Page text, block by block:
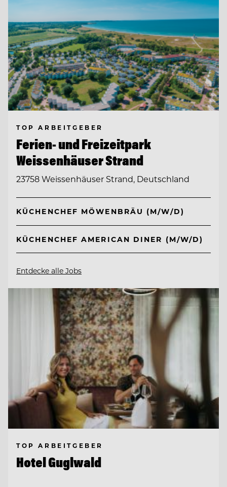
TOP ARBEITGEBER
Ferien- und Freizeitpark
Weissenhäuser Strand
23758 Weissenhäuser Strand, Deutschland
KÜCHENCHEF MÖWENBRÄU (M/W/D)
KÜCHENCHEF AMERICAN DINER (M/W/D)
Entdecke alle Jobs
TOP ARBEITGEBER
Hotel Guglwald